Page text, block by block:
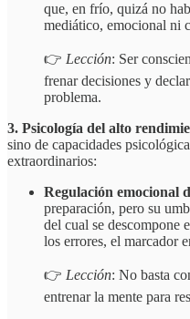
que, en frío, quizá no
mediático, emocional ni
👉 Lección: Ser
frenar decisiones y
problema.
3. Psicología del alto
sino de capacidades
extraordinarios:
Regulación emocional
preparación, pero su
del cual se descompone
los errores, el marcador
👉 Lección: No basta
entrenar la mente para